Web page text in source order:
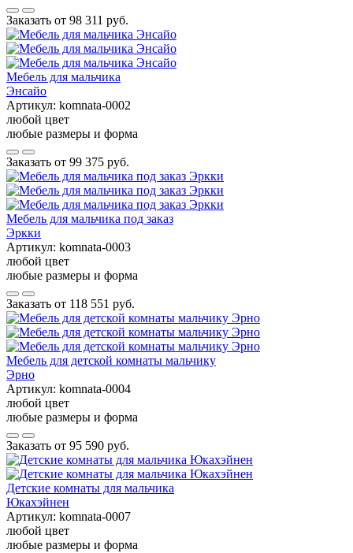
Заказать от 98 311 руб.
Мебель для мальчика
Энсайо
Артикул: komnata-0002
любой цвет
любые размеры и форма
Заказать от 99 375 руб.
Мебель для мальчика под заказ
Эркки
Артикул: komnata-0003
любой цвет
любые размеры и форма
Заказать от 118 551 руб.
Мебель для детской комнаты мальчику
Эрно
Артикул: komnata-0004
любой цвет
любые размеры и форма
Заказать от 95 590 руб.
Детские комнаты для мальчика
Юкахэйнен
Артикул: komnata-0007
любой цвет
любые размеры и форма